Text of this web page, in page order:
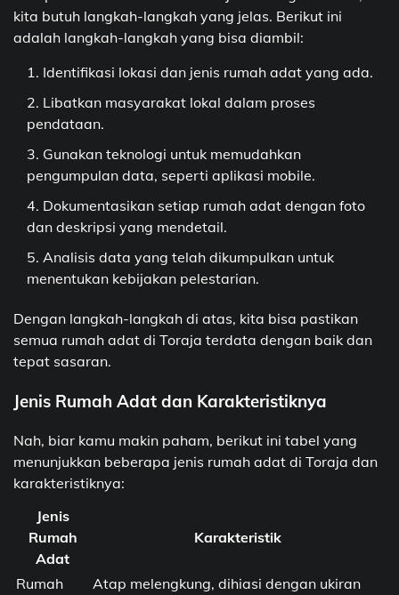
kita butuh langkah-langkah yang jelas. Berikut ini
adalah langkah-langkah yang bisa diambil:
Identifikasi lokasi dan jenis rumah adat yang ada.
Libatkan masyarakat lokal dalam proses
pendataan.
Gunakan teknologi untuk memudahkan
pengumpulan data, seperti aplikasi mobile.
Dokumentasikan setiap rumah adat dengan foto
dan deskripsi yang mendetail.
Analisis data yang telah dikumpulkan untuk
menentukan kebijakan pelestarian.
Dengan langkah-langkah di atas, kita bisa pastikan
semua rumah adat di Toraja terdata dengan baik dan
tepat sasaran.
Jenis Rumah Adat dan Karakteristiknya
Nah, biar kamu makin paham, berikut ini tabel yang
menunjukkan beberapa jenis rumah adat di Toraja dan
karakteristiknya:
Jenis
Rumah
Adat
Karakteristik
Rumah
Atap melengkung, dihiasi dengan ukiran